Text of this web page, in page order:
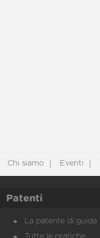
Chi siamo Eventi
Patenti
La patente di guida
Tutte le pratiche